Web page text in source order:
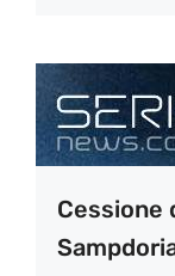
Cessione